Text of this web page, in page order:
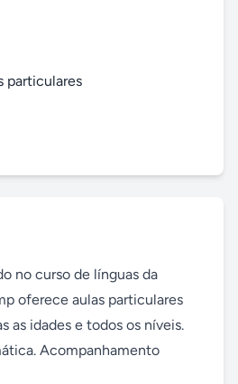
particulares
no curso de línguas da
oferece aulas particulares
as idades e todos os níveis.
Acompanhamento